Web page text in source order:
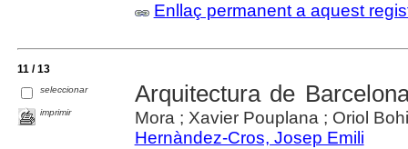
Enllaç permanent a aquest
11 / 13
seleccionar
imprimir
Arquitectura de
Mora ; Xavier Pouplana ; Oriol
Hernàndez-Cros, Josep Emili